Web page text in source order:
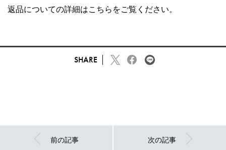
返品についての詳細はこちらをご覧ください。
SHARE
前の記事 次の記事